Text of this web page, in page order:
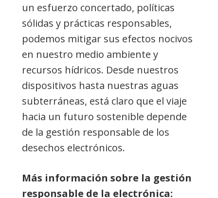
un esfuerzo concertado, políticas
sólidas y prácticas responsables,
podemos mitigar sus efectos nocivos
en nuestro medio ambiente y
recursos hídricos. Desde nuestros
dispositivos hasta nuestras aguas
subterráneas, está claro que el viaje
hacia un futuro sostenible depende
de la gestión responsable de los
desechos electrónicos.
Más información sobre la gestión
responsable de la electrónica: